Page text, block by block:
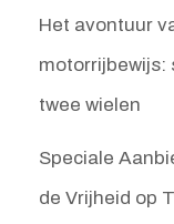
Het avontuur
motorrijbewijs:
twee wielen
Speciale
de Vrijheid op